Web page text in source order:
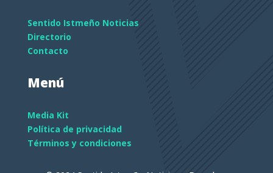
Sentido Istmeño Noticias
Directorio
Contacto
Menú
Media Kit
Política de privacidad
Términos y condiciones